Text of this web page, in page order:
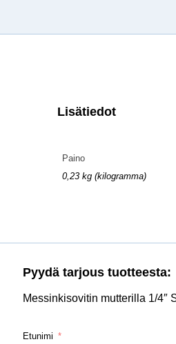
Lisätiedot
Paino
0,23 kg (kilogramma)
Pyydä tarjous tuotteesta:
Etunimi